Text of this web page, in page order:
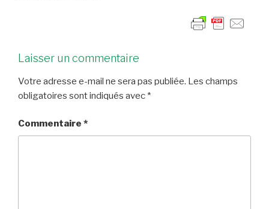
Laisser un commentaire
Votre adresse e-mail ne sera pas publiée. Les champs
obligatoires sont indiqués avec *
Commentaire *